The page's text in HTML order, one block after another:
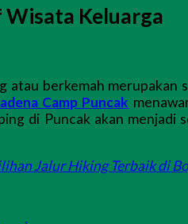
Keluarga
berkemah
Camp Puncak
di Puncak akan
Jalur Hiking Terbaik di